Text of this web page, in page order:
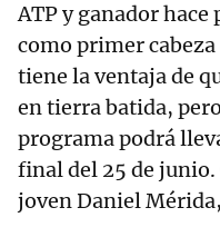
ATP y ganador
como primer
tiene la ventaja de
en tierra batida,
programa podrá
final del 25 de
joven Daniel